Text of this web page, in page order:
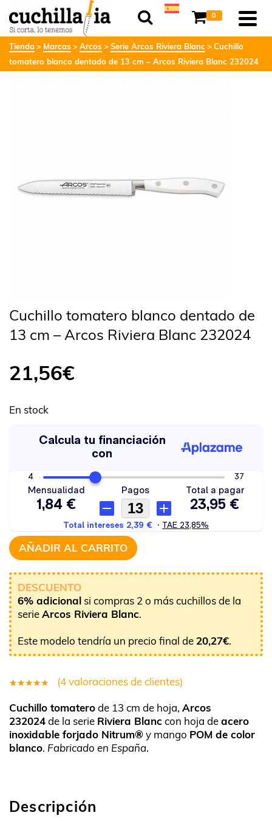
0
Tienda Marcas Arcos Serie Arcos Riviera Blanc
Cuchillo
tomatero blanco dentado de 13 cm – Arcos Riviera Blanc 232024
Cuchillo tomatero blanco dentado de
13 cm – Arcos Riviera Blanc 232024
21,56€
En stock
AÑADIR AL CARRITO
DESCUENTO
6% adicional si compras 2 o más cuchillos de la
serieArcos Riviera Blanc.
Este modelo tendría un precio final de 20,27€.
5.00sobre
5 basado
en
(4valoraciones de clientes)
Cuchillo tomaterode 13 cm de hoja, Arcos
232024de la serie Riviera Blanccon hoja deacero
inoxidable forjado Nitrum®y mango POM de color
blanco. Fabricado en España.
Descripción